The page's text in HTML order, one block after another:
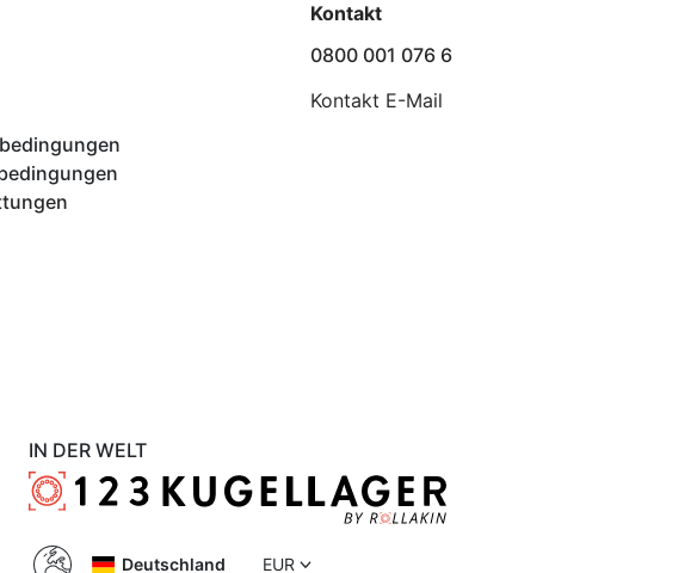
Kontakt
0800 001 076 6
Kontakt E-Mail
IN DER WELT
Deutschland EUR